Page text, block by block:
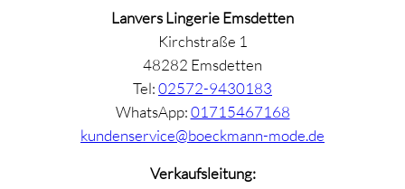
Lanvers Lingerie Emsdetten
Kirchstraße 1
48282 Emsdetten
Tel:02572-9430183
WhatsApp:01715467168
kundenservice@boeckmann-mode.de
Verkaufsleitung: